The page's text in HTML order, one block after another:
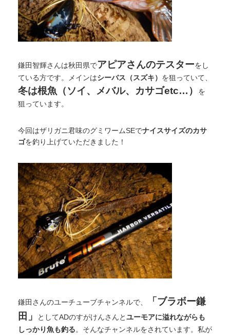
鎌田智輝さんは秋田県でアピアさんのテスターをし
ている方です。メインはシーバス（スズキ） を狙っていて、
冬は根魚（ソイ、メバル、カサゴetc…）
を
狙っています。
今回はザリガニ君味のグミワームSEでナイスサイズのカサ
ゴを釣り上げていただきました！
鎌田さんのユーチューブチャンネルで、
「ブラボー鎌
田」
としてADのすがけんさんとユーモアに溢れながらも
しっかり魚も釣る。そんなチャンネルをされています。私が